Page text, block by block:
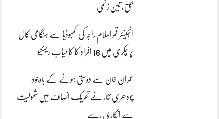
بحق، تین زخمی
انجینئر قمراسلام راجہ کی کمبوڈیا سے ہنگامی کال
پر چکری میں 16 افراد کا کامیاب ریسکیو
عمران خان سے دوستی ہونے کے باوجود
چودھری نثار نے تحریک انصاف میں شمولیت
سے انکاری رہے